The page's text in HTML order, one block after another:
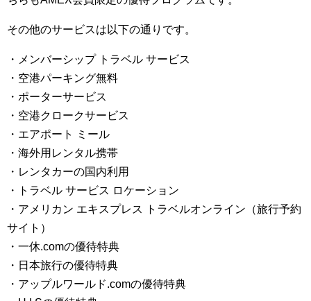
その他のサービスは以下の通りです。
・メンバーシップ トラベル サービス
・空港パーキング無料
・ポーターサービス
・空港クロークサービス
・エアポート ミール
・海外用レンタル携帯
・レンタカーの国内利用
・トラベル サービス ロケーション
・アメリカン エキスプレス トラベルオンライン（旅行予約
サイト）
・一休.comの優待特典
・日本旅行の優待特典
・アップルワールド.comの優待特典